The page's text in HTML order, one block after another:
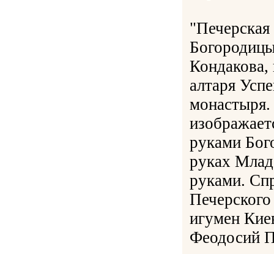
алтаря
монастыря.
руками
руках
руками.
игумен
Феодосий